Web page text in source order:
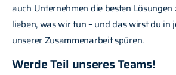
auch Unternehmen die besten
lieben, was wir tun – und das wirst du in
unserer Zusammenarbeit spüren.
Werde Teil unseres Teams!